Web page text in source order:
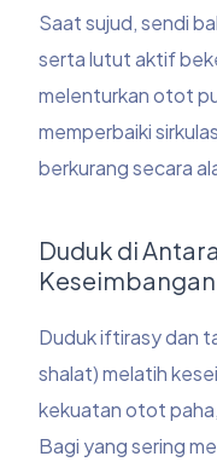
Saat sujud, sendi
serta lutut aktif
melenturkan otot
memperbaiki
berkurang secara
Duduk di
Duduk iftirasy dan
shalat) melatih
kekuatan otot
Bagi yang sering